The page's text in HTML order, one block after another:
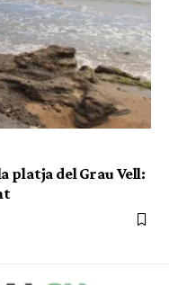
platja del Grau Vell: